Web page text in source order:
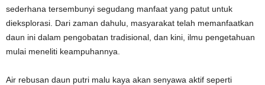
sederhana tersembunyi segudang manfaat yang patut untuk
dieksplorasi. Dari zaman dahulu, masyarakat telah memanfaatkan
daun ini dalam pengobatan tradisional, dan kini, ilmu pengetahuan
mulai meneliti keampuhannya.
Air rebusan daun putri malu kaya akan senyawa aktif seperti